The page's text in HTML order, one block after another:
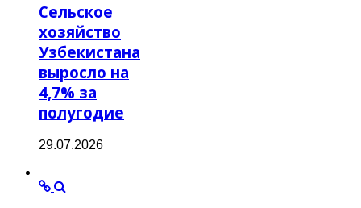
Сельское
хозяйство
Узбекистана
выросло на
4,7% за
полугодие
29.07.2026